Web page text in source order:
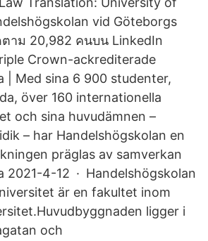
vid Göteborgs
าม 20,982 คนบน LinkedIn
Crown-ackrediterade
| Med sina 6 900 studenter,
över 160 internationella
och sina huvudämnen –
– har Handelshögskolan en
präglas av samverkan
2021-4-12 · Handelshögskolan
är en fakultet inom
ligger i
och